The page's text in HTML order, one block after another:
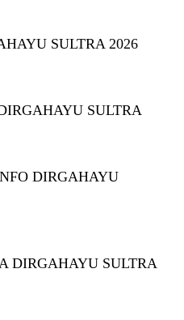
SULTRA 2026
SULTRA
DIRGAHAYU
DIRGAHAYU SULTRA